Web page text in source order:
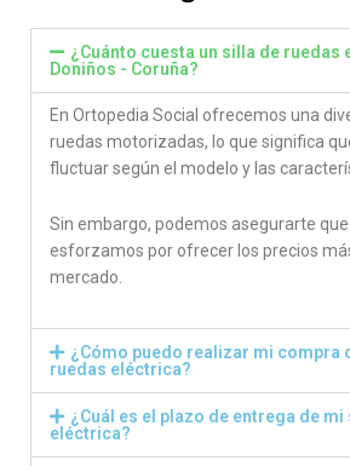
¿Cuánto cuesta un silla de ruedas
Doniños - Coruña​?
En Ortopedia Social ofrecemos una
ruedas motorizadas, lo que significa
fluctuar según el modelo y las
Sin embargo, podemos asegurarte
esforzamos por ofrecer los precios
mercado.
¿Cómo puedo realizar mi compra
ruedas eléctrica?
¿Cuál es el plazo de entrega de
eléctrica?